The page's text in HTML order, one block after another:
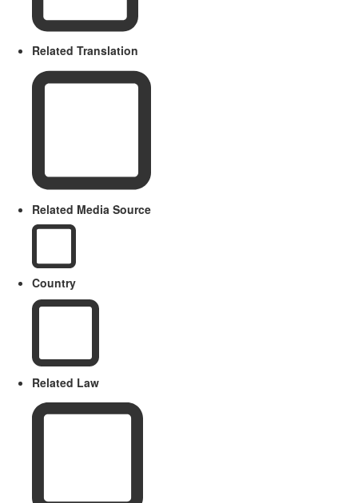
Related Translation
Related Media Source
Country
Related Law